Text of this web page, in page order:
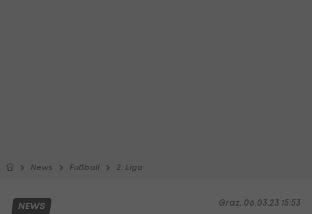
News Fußball 2. Liga
Graz, 06.03.23 15:53
NEWS